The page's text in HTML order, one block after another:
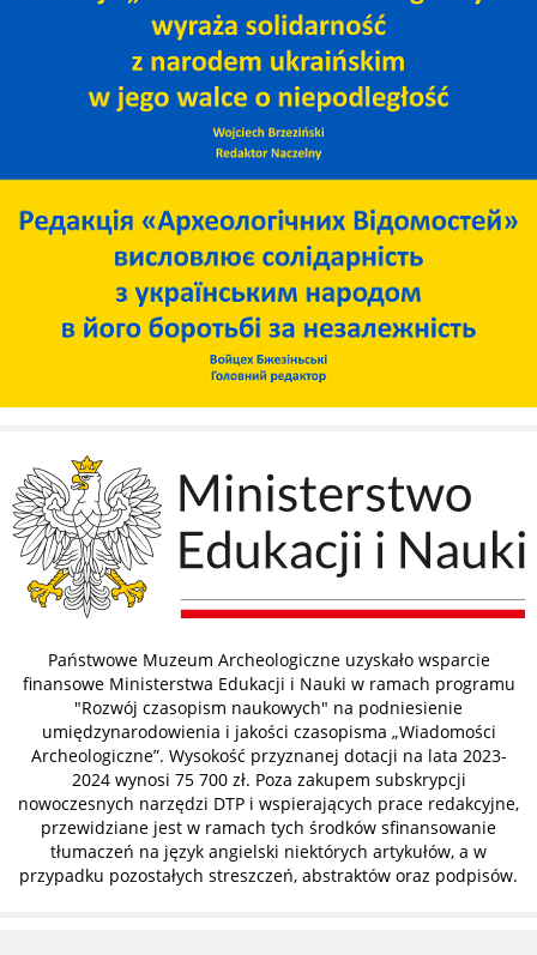
Państwowe Muzeum Archeologiczne uzyskało wsparcie
finansowe Ministerstwa Edukacji i Nauki w ramach programu
"Rozwój czasopism naukowych" na podniesienie
umiędzynarodowienia i jakości czasopisma „Wiadomości
Archeologiczne”. Wysokość przyznanej dotacji na lata 2023-
2024 wynosi 75 700 zł. Poza zakupem subskrypcji
nowoczesnych narzędzi DTP i wspierających prace redakcyjne,
przewidziane jest w ramach tych środków sfinansowanie
tłumaczeń na język angielski niektórych artykułów, a w
przypadku pozostałych streszczeń, abstraktów oraz podpisów.